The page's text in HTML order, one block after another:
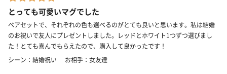
とっても可愛いマグでした
ペアセットで、それぞれの色も選べるのがとても良いと思います。私は結婚
のお祝いで友人にプレゼントしました。レッドとホワイト1つずつ選びまし
た！とても喜んでもらえたので、購入して良かったです！
シーン：結婚祝い
お相手：女友達